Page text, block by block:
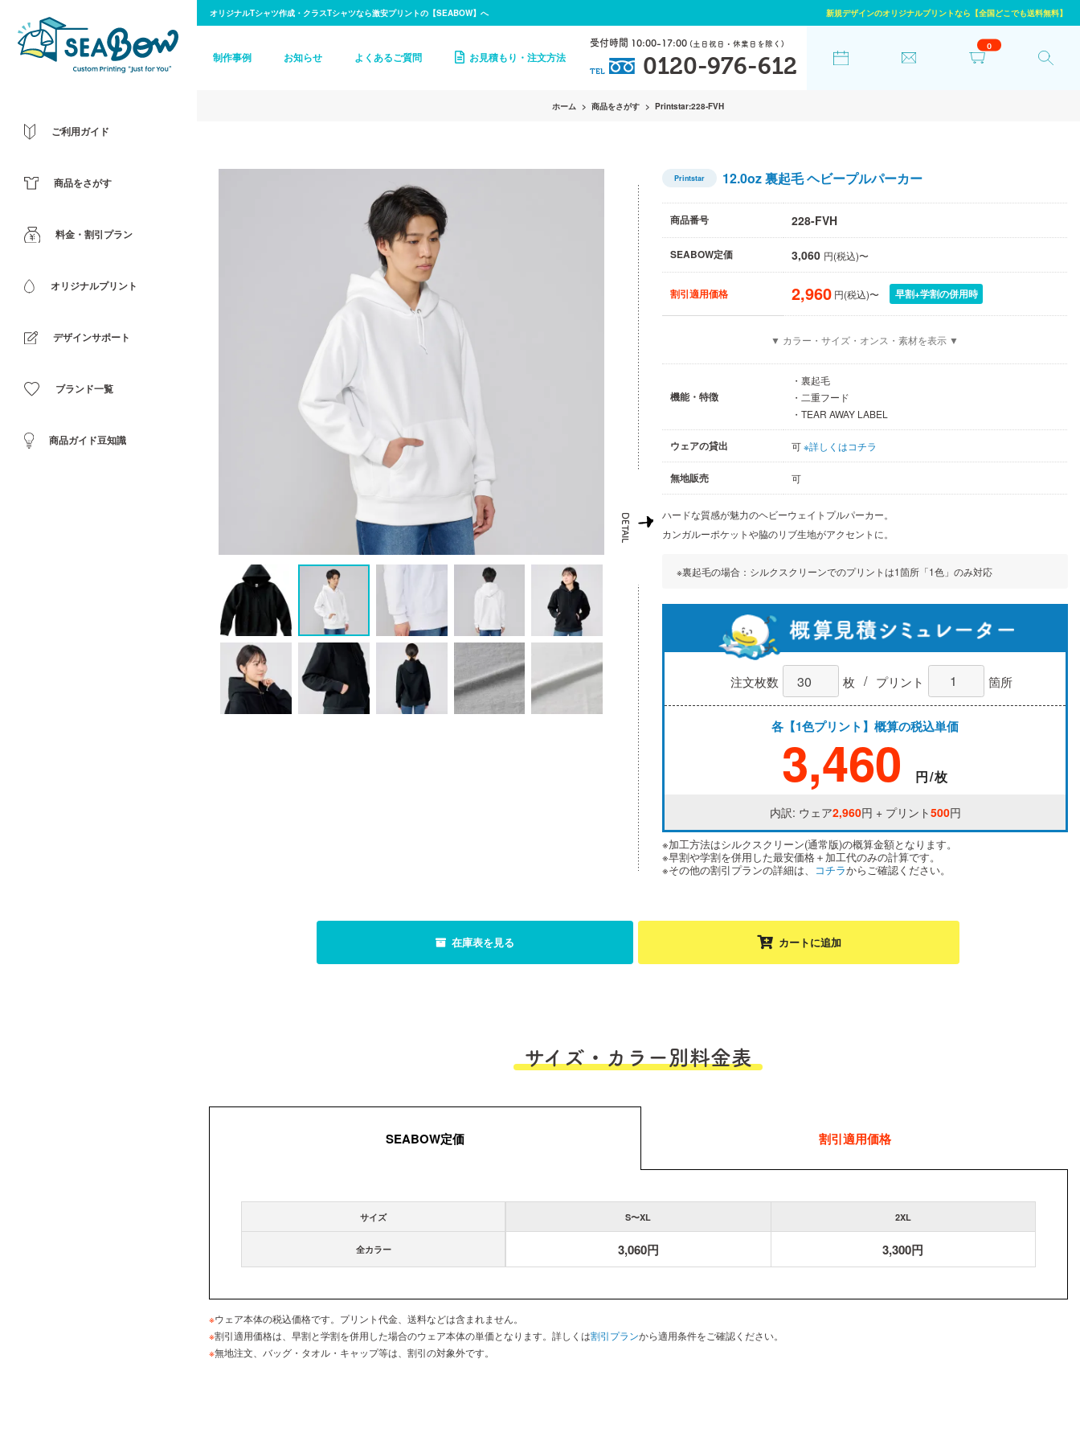
オリジナルTシャツ作成・クラスTシャツなら激安プリントの【SEABOW】へ 新規デザインのオリジナルプリントなら【全国どこでも送料無料】
制作事例 お知らせ よくあるご質問 お見積もり・注文方法
0
受付時間 10:00-17:00 (土日祝日・休業日を除く)
TEL 0120-976-612
ご利用ガイド
商品をさがす
料金・割引プラン
オリジナルプリント
デザインサポート
ブランド一覧
商品ガイド豆知識
ホーム 商品をさがす Printstar:228-FVH
Printstar 12.0oz 裏起毛 ヘビープルパーカー
商品番号 228-FVH
SEABOW定価 3,060 円(税込)〜
割引適用価格 2,960 円(税込)〜 早割+学割の併用時
▼ カラー・サイズ・オンス・素材を表示 ▼
機能・特徴
・裏起毛
・二重フード
・TEAR AWAY LABEL
ウェアの貸出 可※詳しくはコチラ
無地販売 可
ハードな質感が魅力のヘビーウェイトプルパーカー。
カンガルーポケットや脇のリブ生地がアクセントに。
※裏起毛の場合：シルクスクリーンでのプリントは1箇所「1色」のみ対応
注文枚数 枚 / プリント 箇所
各【1色プリント】概算の税込単価
3,460 円/枚
内訳: ウェア2,960円 + プリント500円
※加工方法はシルクスクリーン(通常版)の概算金額となります。
※早割や学割を併用した最安価格＋加工代のみの計算です。
※その他の割引プランの詳細は、 コチラからご確認ください。
在庫表を見る カートに追加
サイズ・カラー別料金表
SEABOW定価 割引適用価格
サイズ S〜XL 2XL
全カラー 3,060円 3,300円
※ウェア本体の税込価格です。プリント代金、送料などは含まれません。
※割引適用価格は、早割と学割を併用した場合のウェア本体の単価となります。詳しくは割引プランから適用条件をご確認ください。
※無地注文、バッグ・タオル・キャップ等は、割引の対象外です。